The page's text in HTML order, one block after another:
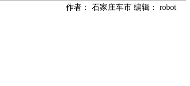
作者： 石家庄车市 编辑： robot